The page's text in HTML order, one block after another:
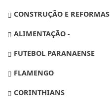
CONSTRUÇÃO E REFORMAS
ALIMENTAÇÃO -
FUTEBOL PARANAENSE
FLAMENGO
CORINTHIANS